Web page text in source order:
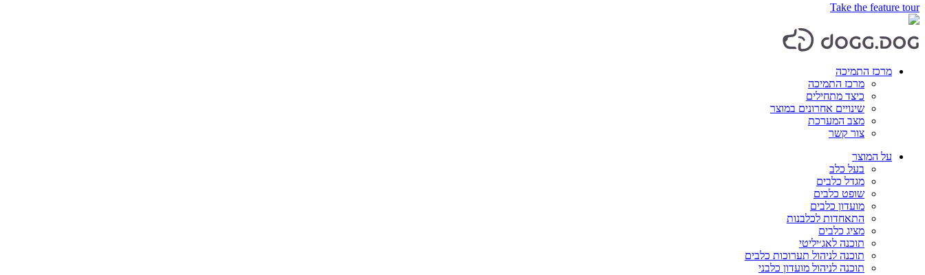
Take the feature tour
מרכז התמיכה
מרכז התמיכה
כיצד מתחילים
שינויים אחרונים במוצר
מצב המערכת
צור קשר
על המוצר
בעל כלב
מגדל כלבים
שופט כלבים
מועדון כלבים
התאחדות לכלבנות
מציג כלבים
תוכנה לאג׳יליטי
תוכנה לניהול תערוכות כלבים
תוכנה לניהול מועדון כלבני